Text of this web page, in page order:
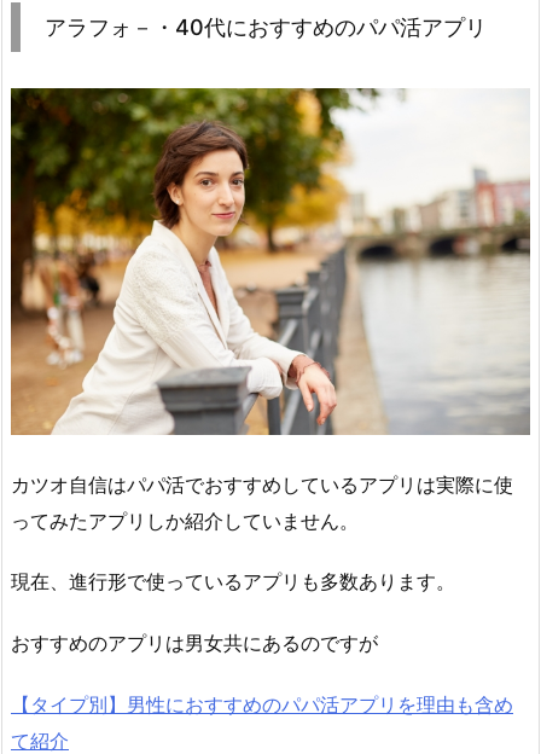
アラフォ－・40代におすすめのパパ活アプリ
カツオ自信はパパ活でおすすめしているアプリは実際に使
ってみたアプリしか紹介していません。
現在、進行形で使っているアプリも多数あります。
おすすめのアプリは男女共にあるのですが
【タイプ別】男性におすすめのパパ活アプリを理由も含め
て紹介